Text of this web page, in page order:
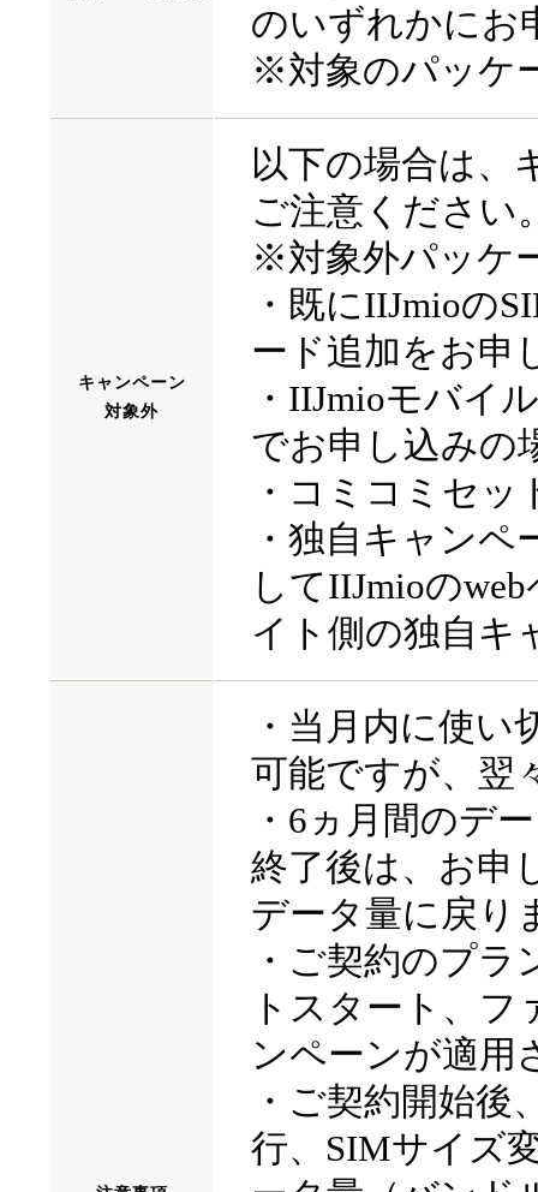
のいずれかにお
※対象のパッケ
キャンペーン
対象外
以下の場合は、
ご注意ください
※対象外パッケ
・既にIIJmioの
ード追加をお申
・IIJmioモバイ
でお申し込みの
・コミコミセ
・独自キャン
してIIJmioの
イト側の独自キ
・当月内に使
可能ですが、翌
・6ヵ月間のデ
終了後は、お申
データ量に戻り
・ご契約のプ
トスタート、
ンペーンが適用
・ご契約開始
行、SIMサイズ